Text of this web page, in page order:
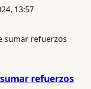
13:57
refuerzos